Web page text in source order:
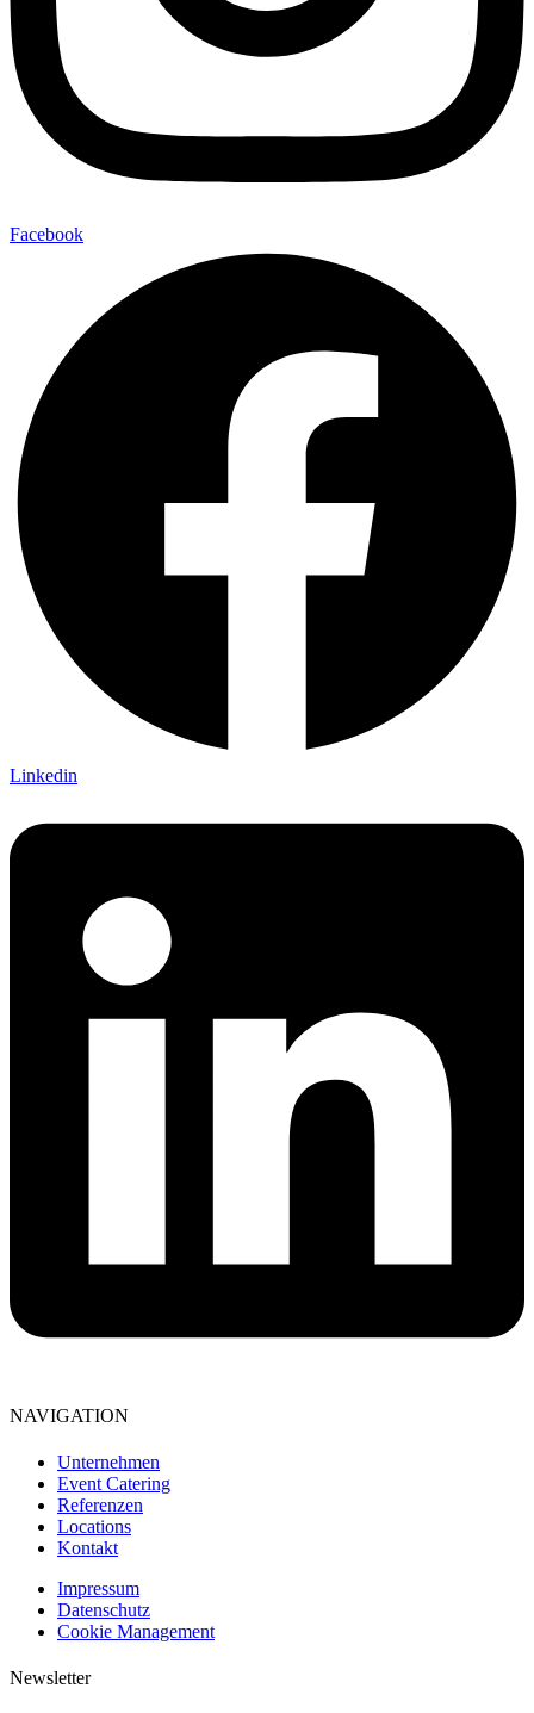
Facebook
Linkedin
NAVIGATION
Unternehmen
Event Catering
Referenzen
Locations
Kontakt
Impressum
Datenschutz
Cookie Management
Newsletter